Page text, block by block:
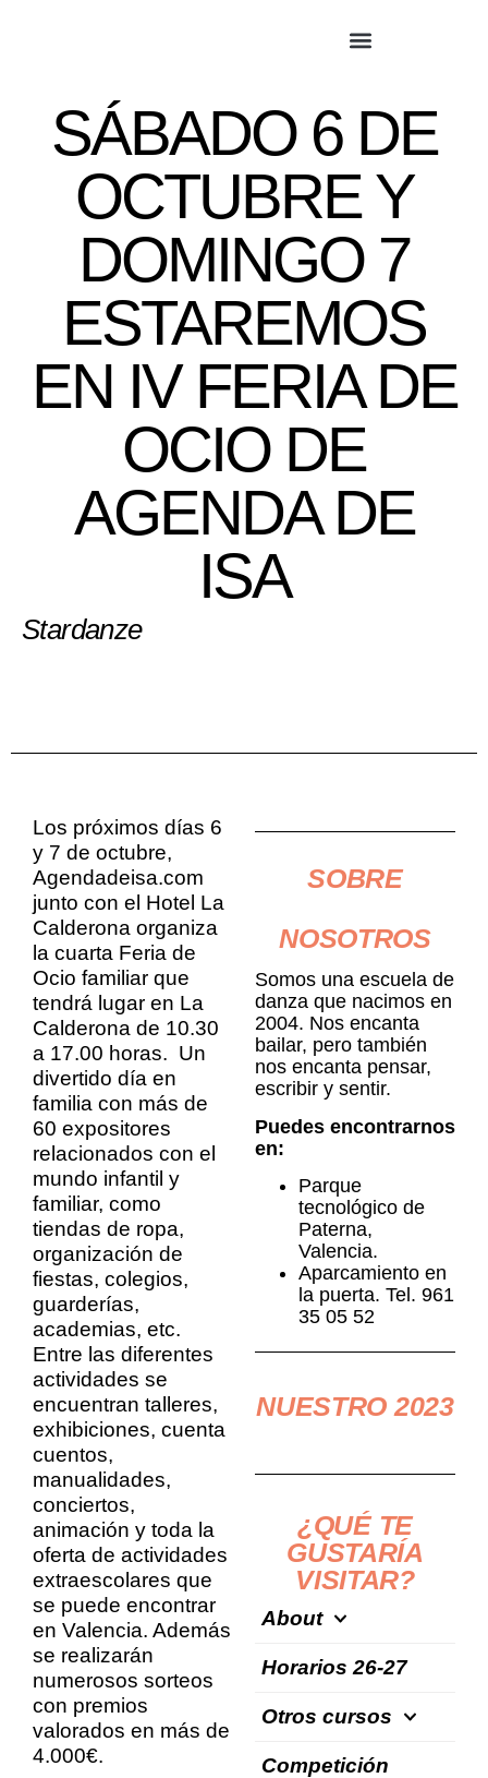
SÁBADO 6 DE
OCTUBRE Y
DOMINGO 7
ESTAREMOS
EN IV FERIA DE
OCIO DE
AGENDA DE
ISA
Stardanze
Los próximos días 6
y 7 de octubre,
Agendadeisa.com
junto con el Hotel La
Calderona organiza
la cuarta Feria de
Ocio familiar que
tendrá lugar en La
Calderona de 10.30
a 17.00 horas. Un
divertido día en
familia con más de
60 expositores
relacionados con el
mundo infantil y
familiar, como
tiendas de ropa,
organización de
fiestas, colegios,
guarderías,
academias, etc.
Entre las diferentes
actividades se
encuentran talleres,
exhibiciones, cuenta
cuentos,
manualidades,
conciertos,
animación y toda la
oferta de actividades
extraescolares que
se puede encontrar
en Valencia. Además
se realizarán
numerosos sorteos
con premios
valorados en más de
4.000€.
SOBRE
NOSOTROS
Somos una escuela de
danza que nacimos en
2004. Nos encanta
bailar, pero también
nos encanta pensar,
escribir y sentir.
Puedes encontrarnos
en:
Parque
tecnológico de
Paterna,
Valencia.
Aparcamiento en
la puerta. Tel. 961
35 05 52
NUESTRO 2023
¿QUÉ TE
GUSTARÍA
VISITAR?
About
Horarios 26-27
Otros cursos
Competición